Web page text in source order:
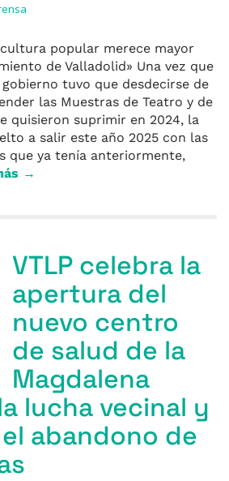
popular merece mayor
de Valladolid» Una vez que
tuvo que desdecirse de
las Muestras de Teatro y de
quisieron suprimir en 2024, la
a salir este año 2025 con las
que ya tenía anteriormente,
→
VTLP celebra la
apertura del
nuevo centro
de salud de la
Magdalena
lucha vecinal y
abandono de